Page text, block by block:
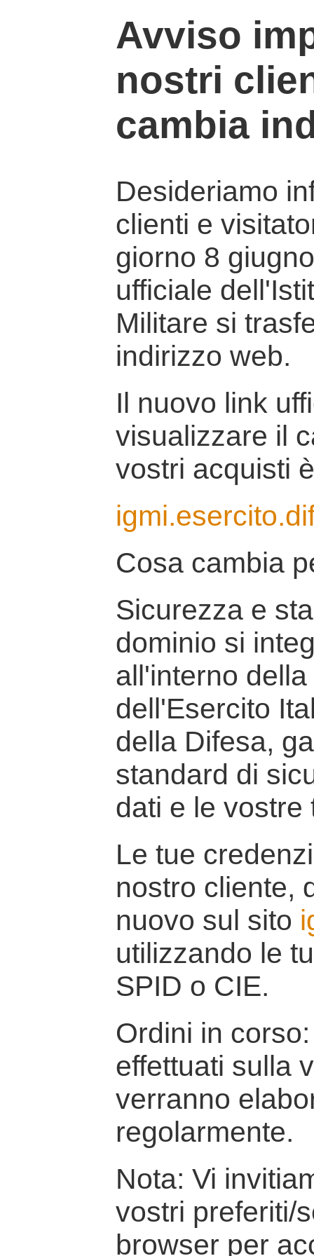
Avviso
nostri
cambia
Desideriamo
clienti e
giorno 8
ufficiale
Militare si
indirizzo web.
Il nuovo link
visualizzare il
vostri acquisti
Cosa cambia
Sicurezza e
dominio si
all'interno
dell'Esercito
della Difesa,
standard di
dati e le vostre
Le tue
nostro cliente,
nuovo sul sito
utilizzando le
SPID o CIE.
Ordini in
effettuati sulla
verranno
regolarmente.
Nota: Vi
vostri preferiti/
browser per